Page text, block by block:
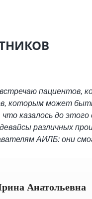
пациентов,
которым может быть
казалось до
различных
АИЛБ: они
Анатольевна